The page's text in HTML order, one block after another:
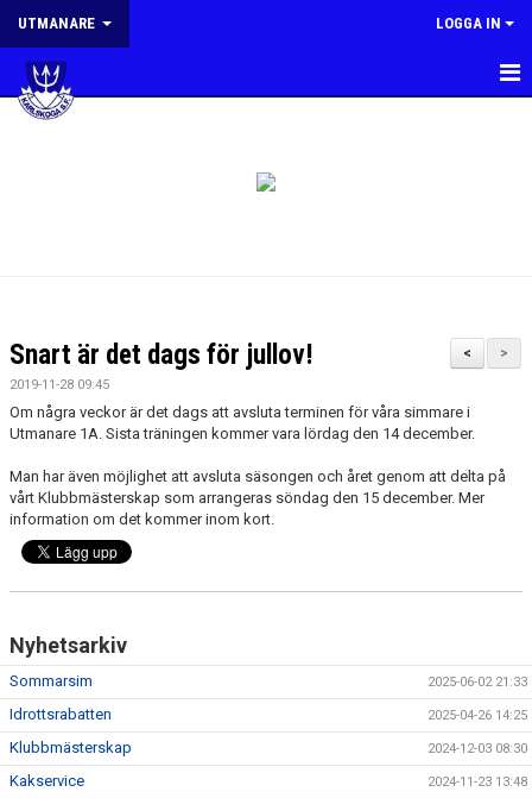
UTMANARE LOGGA IN
HEM
>
<
Snart är det dags för jullov!
2019-11-28 09:45
Om några veckor är det dags att avsluta terminen för våra simmare i
Utmanare 1A. Sista träningen kommer vara lördag den 14 december.
Man har även möjlighet att avsluta säsongen och året genom att delta på
vårt Klubbmästerskap som arrangeras söndag den 15 december. Mer
information om det kommer inom kort.
Nyhetsarkiv
Sommarsim 2025-06-02 21:33
Idrottsrabatten 2025-04-26 14:25
Klubbmästerskap 2024-12-03 08:30
Kakservice 2024-11-23 13:48